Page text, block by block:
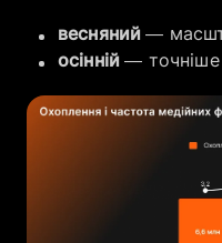
весняний—
осінній— точніше